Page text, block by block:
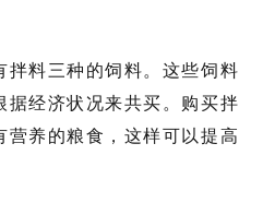
拌料三种的饲料。这些饲料
据经济状况来共买。购买拌
营养的粮食，这样可以提高